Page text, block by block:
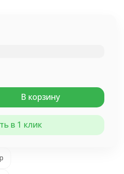
В корзину
в 1 клик